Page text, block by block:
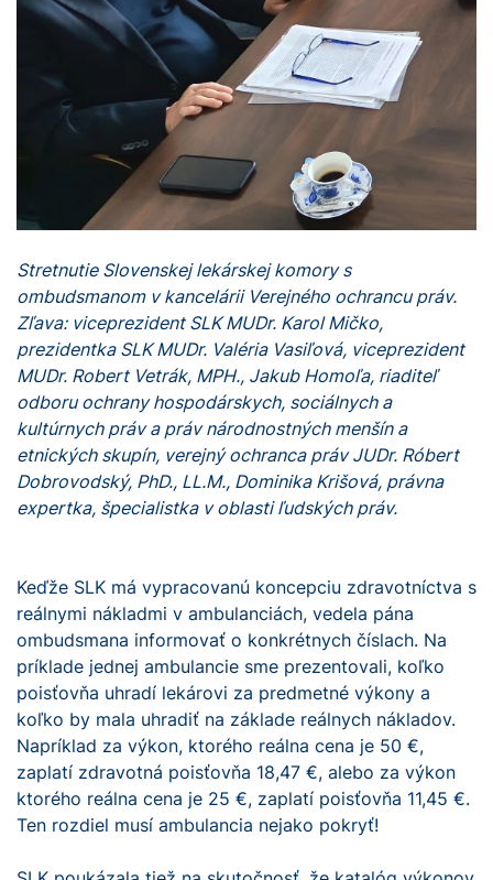
Stretnutie Slovenskej lekárskej komory s
ombudsmanom v kancelárii Verejného ochrancu práv.
Zľava: viceprezident SLK MUDr. Karol Mičko,
prezidentka SLK MUDr. Valéria Vasiľová, viceprezident
MUDr. Robert Vetrák, MPH., Jakub Homoľa, riaditeľ
odboru ochrany hospodárskych, sociálnych a
kultúrnych práv a práv národnostných menšín a
etnických skupín, verejný ochranca práv JUDr. Róbert
Dobrovodský, PhD., LL.M., Dominika Krišová, právna
expertka, špecialistka v oblasti ľudských práv.
Keďže SLK má vypracovanú koncepciu zdravotníctva s
reálnymi nákladmi v ambulanciách, vedela pána
ombudsmana informovať o konkrétnych číslach. Na
príklade jednej ambulancie sme prezentovali, koľko
poisťovňa uhradí lekárovi za predmetné výkony a
koľko by mala uhradiť na základe reálnych nákladov.
Napríklad za výkon, ktorého reálna cena je 50 €,
zaplatí zdravotná poisťovňa 18,47 €, alebo za výkon
ktorého reálna cena je 25 €, zaplatí poisťovňa 11,45 €.
Ten rozdiel musí ambulancia nejako pokryť!